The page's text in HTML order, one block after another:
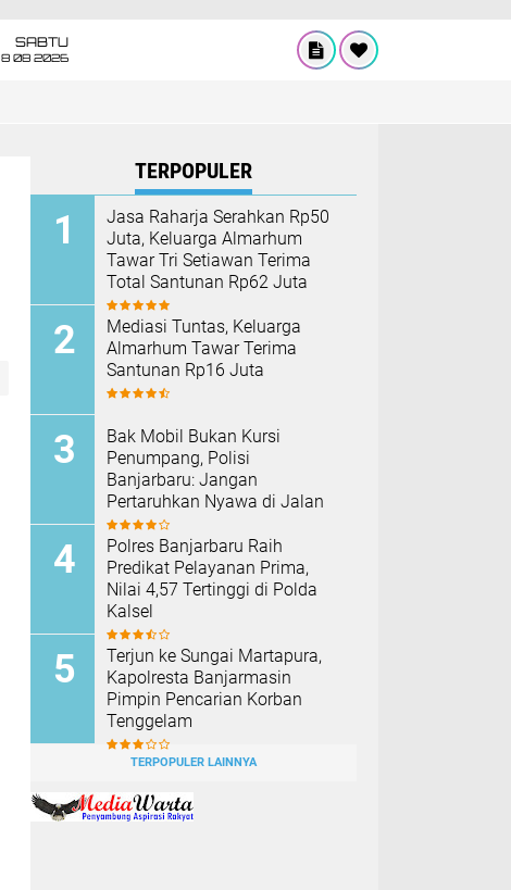
SABTU
8 08 2026
TERPOPULER
Jasa Raharja Serahkan Rp50
Juta, Keluarga Almarhum
Tawar Tri Setiawan Terima
Total Santunan Rp62 Juta
Mediasi Tuntas, Keluarga
Almarhum Tawar Terima
Santunan Rp16 Juta
Bak Mobil Bukan Kursi
Penumpang, Polisi
Banjarbaru: Jangan
Pertaruhkan Nyawa di Jalan
Polres Banjarbaru Raih
Predikat Pelayanan Prima,
Nilai 4,57 Tertinggi di Polda
Kalsel
Terjun ke Sungai Martapura,
Kapolresta Banjarmasin
Pimpin Pencarian Korban
Tenggelam
TERPOPULER LAINNYA